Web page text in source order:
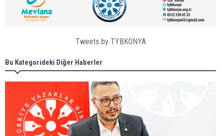
Tweets by TYBKONYA
Bu Kategorideki Diğer Haberler